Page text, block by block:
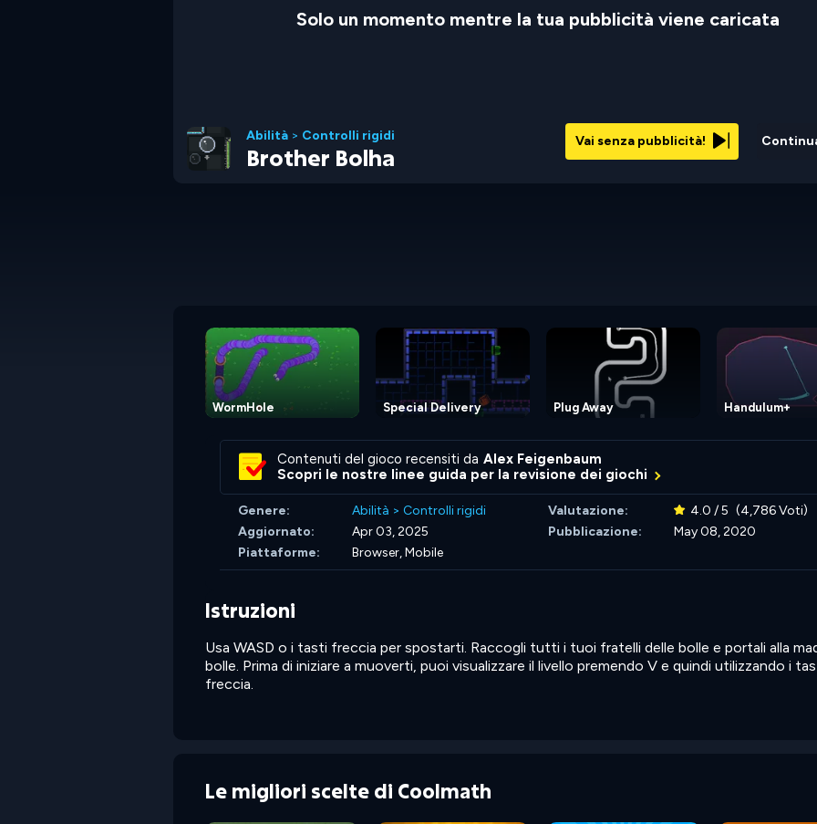
Solo un momento mentre la tua pubblicità viene caricata
Vai senza pubblicità!
Abilità > Controlli rigidi
Brother Bolha
WormHole Special Delivery Plug Away Handulum+
Contenuti del gioco recensiti da Alex Feigenbaum
Scopri le nostre linee guida per la revisione dei giochi
Genere: Abilità > Controlli rigidi Valutazione: 4.0 / 5 (4,786 Voti)
Aggiornato:
Apr 03, 2025 Pubblicazione:
May 08, 2020
Piattaforme:
Browser, Mobile
Istruzioni
Usa WASD o i tasti freccia per spostarti. Raccogli tutti i tuoi fratelli delle bolle e portali alla
bolle. Prima di iniziare a muoverti, puoi visualizzare il livello premendo V e quindi utilizzando i
freccia.
Le migliori scelte di Coolmath